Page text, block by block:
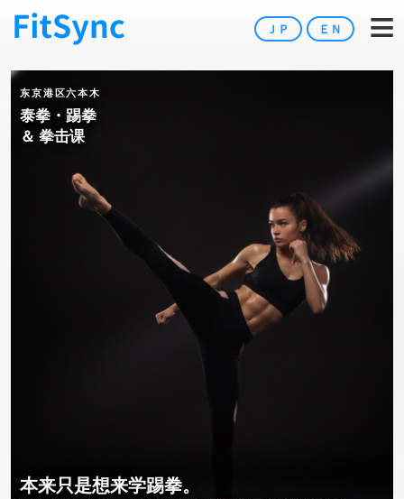
FitSync 六本木 — 泰拳・踢拳
ＪＰ ＥＮ ≡
东京港区六本木
泰拳・踢拳
＆ 拳击课
本来只是想来学踢拳。